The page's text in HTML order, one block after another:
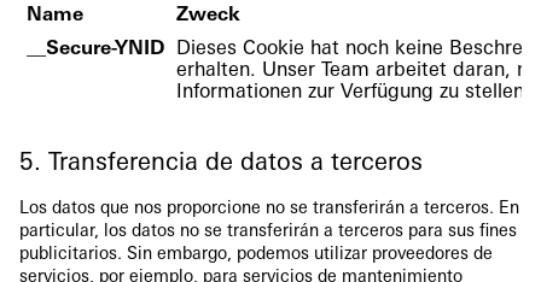
Name
Zweck
__Secure-YNID
Dieses Cookie hat noch keine
erhalten. Unser Team arbeitet daran,
Informationen zur Verfügung zu stellen.
5. Transferencia de datos a terceros
Los datos que nos proporcione no se transferirán a terceros. En
particular, los datos no se transferirán a terceros para sus fines
publicitarios. Sin embargo, podemos utilizar proveedores de
servicios, por ejemplo, para servicios de mantenimiento